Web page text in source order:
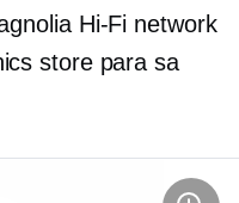
Hi-Fi network
store para sa